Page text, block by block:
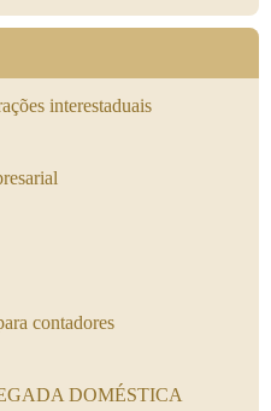
interestaduais
contadores
DOMÉSTICA